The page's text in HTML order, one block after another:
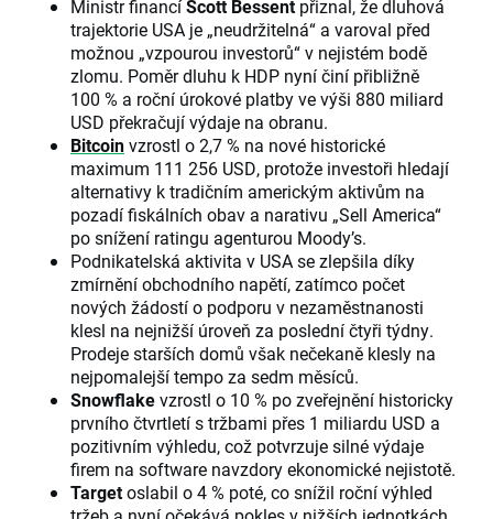
Ministr financíScott Bessentpřiznal, že dluhová
trajektorie USA je „neudržitelná“ a varoval před
možnou „vzpourou investorů“ v nejistém bodě
zlomu. Poměr dluhu k HDP nyní činí přibližně
100 % a roční úrokové platby ve výši 880 miliard
USD překračují výdaje na obranu.
Bitcoinvzrostl o 2,7 % na nové historické
maximum 111 256 USD, protože investoři hledají
alternativy k tradičním americkým aktivům na
pozadí fiskálních obav a narativu „Sell America“
po snížení ratingu agenturou Moody’s.
Podnikatelská aktivita v USA se zlepšila díky
zmírnění obchodního napětí, zatímco počet
nových žádostí o podporu v nezaměstnanosti
klesl na nejnižší úroveň za poslední čtyři týdny.
Prodeje starších domů však nečekaně klesly na
nejpomalejší tempo za sedm měsíců.
Snowflakevzrostl o 10 % po zveřejnění historicky
prvního čtvrtletí s tržbami přes 1 miliardu USD a
pozitivním výhledu, což potvrzuje silné výdaje
firem na software navzdory ekonomické nejistotě.
Targetoslabil o 4 % poté, co snížil roční výhled